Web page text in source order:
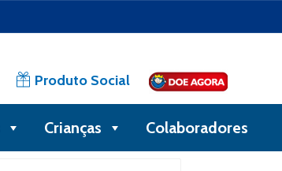
Produto Social
Crianças Colaboradores